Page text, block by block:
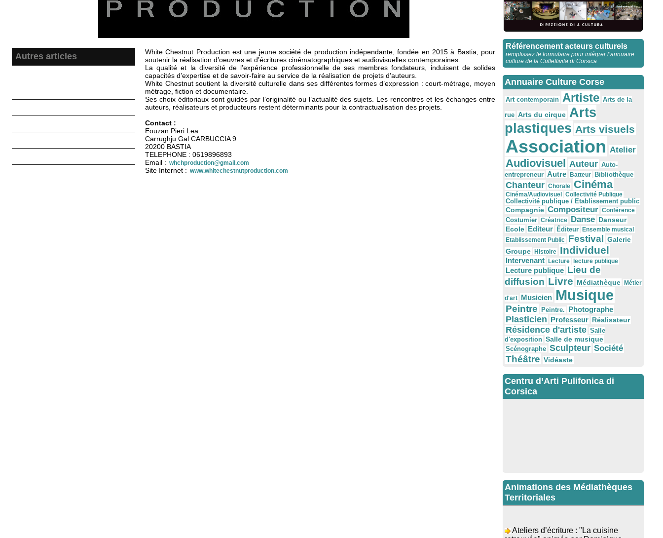
Autres articles
White Chestnut Production est une jeune société de production indépendante, fondée en 2015 à Bastia, pour
soutenir la réalisation d’oeuvres et d’écritures cinématographiques et audiovisuelles contemporaines.
La qualité et la diversité de l’expérience professionnelle de ses membres fondateurs, induisent de solides
capacités d’expertise et de savoir-faire au service de la réalisation de projets d’auteurs.
White Chestnut soutient la diversité culturelle dans ses différentes formes d’expression : court-métrage, moyen
métrage, fiction et documentaire.
Ses choix éditoriaux sont guidés par l’originalité ou l’actualité des sujets. Les rencontres et les échanges entre
auteurs, réalisateurs et producteurs restent déterminants pour la contractualisation des projets.
Contact :
Eouzan Pieri Lea
Carrughju Gal CARBUCCIA 9
20200 BASTIA
TELEPHONE : 0619896893
Email : whchproduction@gmail.com
Site Internet : www.whitechestnutproduction.com
Référencement acteurs culturels
remplissez le formulaire pour intégrer l’annuaire
culture de la Cullettivita di Corsica
Annuaire Culture Corse
Art contemporain Artiste Arts de la
rue Arts du cirque Arts
plastiques Arts visuels
Association Atelier
Audiovisuel Auteur Auto-
entrepreneur Autre Batteur Bibliothèque
Chanteur Chorale Cinéma
Cinéma/Audiovisuel
Collectivité Publique
Collectivité publique / Etablissement public
Compagnie Compositeur Conférence
Costumier Créatrice Danse Danseur
Ecole Editeur Éditeur
Ensemble musical
Etablissement Public Festival Galerie
Groupe
Histoire Individuel
Intervenant Lecture lecture publique
Lecture publique Lieu de
diffusion Livre Médiathèque Métier
d'art Musicien Musique
Peintre Peintre. Photographe
Plasticien Professeur Réalisateur
Résidence d'artiste Salle
d'exposition Salle de musique
Scénographe Sculpteur Société
Théâtre Vidéaste
Centru d’Arti Pulifonica di
Corsica
Animations des Médiathèques
Territoriales
retrouvée" animés par Dominique